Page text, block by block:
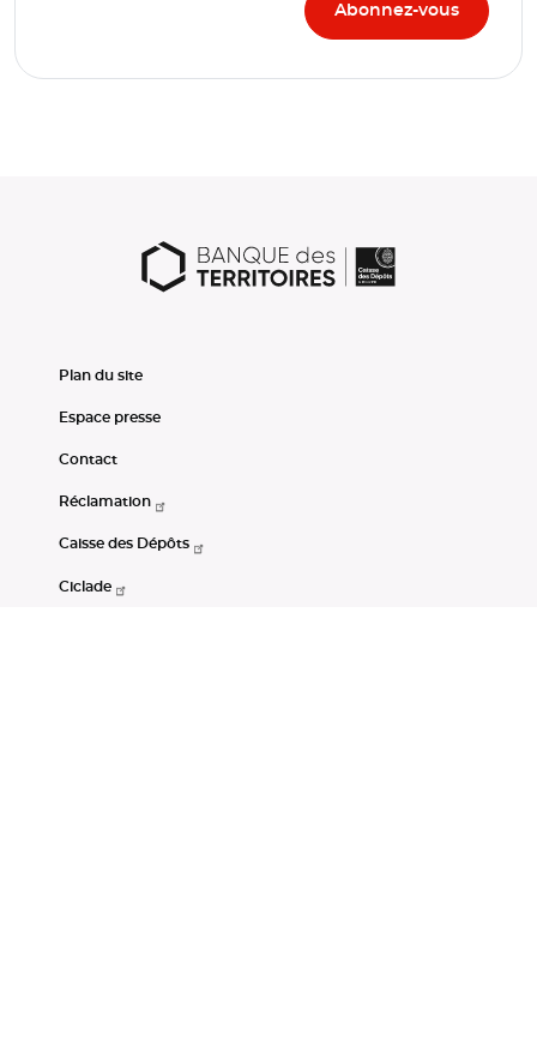
Plan du site
Espace presse
Contact
Réclamation
Caisse des Dépôts
Ciclade